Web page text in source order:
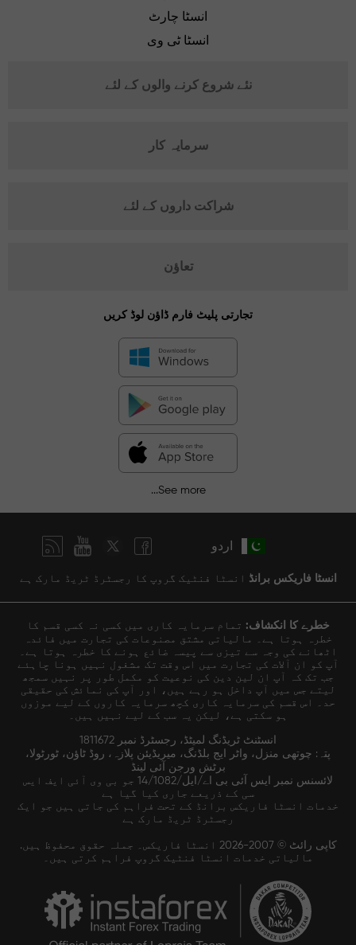
انسٹا چارٹ
انسٹا ٹی وی
نئے شروع کرنے والوں کے لئے
سرمایہ کار
شراکت داروں کے لئے
تعاؤن
تجارتی پلیٹ فارم ڈاؤن لوڈ کریں
See more...
اردو
انسٹا فاریکس برانڈ انسٹا فنٹیک گروپ کا رجسٹرڈ ٹریڈ مارک ہے
خطرے کا انکشاف: تمام سرمایہ کاری میں کسی نہ کسی قسم کا
خطرہ ہوتا ہے۔ مالیاتی مشتق مصنوعات کی تجارت میں فائدہ
اٹھانے کی وجہ سے تیزی سے پیسہ ضائع ہونے کا خطرہ ہوتا ہے۔
آپ کو ان آلات کی تجارت میں اس وقت تک مشغول نہیں ہونا چاہئے
جب تک کہ آپ ان لین دین کی نوعیت کو مکمل طور پر نہیں سمجھ
لیتے جس میں آپ داخل ہو رہے ہیں، اور آپ کی نمائش کی حقیقی
حد۔ اس قسم کی سرمایہ کاری کچھ سرمایہ کاروں کے لیے موزوں
ہو سکتی ہے، لیکن یہ سب کے لیے نہیں ہیں۔
انسٹنٹ ٹریڈنگ لمیٹڈ، رجسٹرڈ نمبر 1811672
پتہ: چوتھی منزل، واٹر ایج بلڈنگ، میریڈیئن پلازہ، روڈ ٹاؤن، ٹورٹولا،
برٹش ورجن آئی لینڈ
لائسنس نمبر ایس آئی بی اے/ایل/14/1082 جو بی وی آئی ایف ایس
سی کے ذریعے جاری کیا گیا ہے
خدمات انسٹا فاریکس برانڈ کے تحت فراہم کی جاتی ہیں جو ایک
رجسٹرڈ ٹریڈ مارک ہے
کاپی رائٹ © 2007-2026 انسٹا فاریکس۔ جملہ حقوق محفوظ ہیں.
مالیاتی خدمات انسٹا فنٹیک گروپ فراہم کرتی ہیں۔